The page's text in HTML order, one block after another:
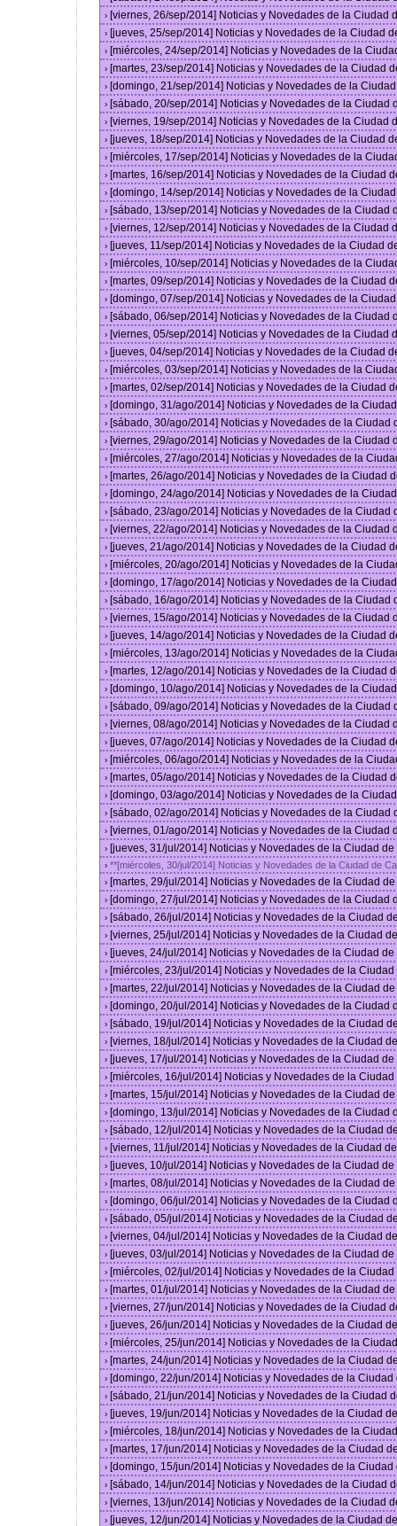
› [viernes, 26/sep/2014] Noticias y Novedades de la Ciudad
› [jueves, 25/sep/2014] Noticias y Novedades de la Ciudad
› [miércoles, 24/sep/2014] Noticias y Novedades de la
› [martes, 23/sep/2014] Noticias y Novedades de la Ciudad
› [domingo, 21/sep/2014] Noticias y Novedades de la
› [sábado, 20/sep/2014] Noticias y Novedades de la Ciudad
› [viernes, 19/sep/2014] Noticias y Novedades de la Ciudad
› [jueves, 18/sep/2014] Noticias y Novedades de la Ciudad
› [miércoles, 17/sep/2014] Noticias y Novedades de la
› [martes, 16/sep/2014] Noticias y Novedades de la Ciudad
› [domingo, 14/sep/2014] Noticias y Novedades de la
› [sábado, 13/sep/2014] Noticias y Novedades de la Ciudad
› [viernes, 12/sep/2014] Noticias y Novedades de la Ciudad
› [jueves, 11/sep/2014] Noticias y Novedades de la Ciudad
› [miércoles, 10/sep/2014] Noticias y Novedades de la
› [martes, 09/sep/2014] Noticias y Novedades de la Ciudad
› [domingo, 07/sep/2014] Noticias y Novedades de la
› [sábado, 06/sep/2014] Noticias y Novedades de la Ciudad
› [viernes, 05/sep/2014] Noticias y Novedades de la Ciudad
› [jueves, 04/sep/2014] Noticias y Novedades de la Ciudad
› [miércoles, 03/sep/2014] Noticias y Novedades de la
› [martes, 02/sep/2014] Noticias y Novedades de la Ciudad
› [domingo, 31/ago/2014] Noticias y Novedades de la
› [sábado, 30/ago/2014] Noticias y Novedades de la Ciudad
› [viernes, 29/ago/2014] Noticias y Novedades de la Ciudad
› [miércoles, 27/ago/2014] Noticias y Novedades de la
› [martes, 26/ago/2014] Noticias y Novedades de la Ciudad
› [domingo, 24/ago/2014] Noticias y Novedades de la
› [sábado, 23/ago/2014] Noticias y Novedades de la Ciudad
› [viernes, 22/ago/2014] Noticias y Novedades de la Ciudad
› [jueves, 21/ago/2014] Noticias y Novedades de la Ciudad
› [miércoles, 20/ago/2014] Noticias y Novedades de la
› [domingo, 17/ago/2014] Noticias y Novedades de la
› [sábado, 16/ago/2014] Noticias y Novedades de la Ciudad
› [viernes, 15/ago/2014] Noticias y Novedades de la Ciudad
› [jueves, 14/ago/2014] Noticias y Novedades de la Ciudad
› [miércoles, 13/ago/2014] Noticias y Novedades de la
› [martes, 12/ago/2014] Noticias y Novedades de la Ciudad
› [domingo, 10/ago/2014] Noticias y Novedades de la
› [sábado, 09/ago/2014] Noticias y Novedades de la Ciudad
› [viernes, 08/ago/2014] Noticias y Novedades de la Ciudad
› [jueves, 07/ago/2014] Noticias y Novedades de la Ciudad
› [miércoles, 06/ago/2014] Noticias y Novedades de la
› [martes, 05/ago/2014] Noticias y Novedades de la Ciudad
› [domingo, 03/ago/2014] Noticias y Novedades de la
› [sábado, 02/ago/2014] Noticias y Novedades de la Ciudad
› [viernes, 01/ago/2014] Noticias y Novedades de la Ciudad
› [jueves, 31/jul/2014] Noticias y Novedades de la Ciudad
› **[miércoles, 30/jul/2014] Noticias y Novedades de la Ciudad de
› [martes, 29/jul/2014] Noticias y Novedades de la Ciudad
› [domingo, 27/jul/2014] Noticias y Novedades de la Ciudad
› [sábado, 26/jul/2014] Noticias y Novedades de la Ciudad
› [viernes, 25/jul/2014] Noticias y Novedades de la Ciudad
› [jueves, 24/jul/2014] Noticias y Novedades de la Ciudad
› [miércoles, 23/jul/2014] Noticias y Novedades de la
› [martes, 22/jul/2014] Noticias y Novedades de la Ciudad
› [domingo, 20/jul/2014] Noticias y Novedades de la Ciudad
› [sábado, 19/jul/2014] Noticias y Novedades de la Ciudad
› [viernes, 18/jul/2014] Noticias y Novedades de la Ciudad
› [jueves, 17/jul/2014] Noticias y Novedades de la Ciudad
› [miércoles, 16/jul/2014] Noticias y Novedades de la
› [martes, 15/jul/2014] Noticias y Novedades de la Ciudad
› [domingo, 13/jul/2014] Noticias y Novedades de la Ciudad
› [sábado, 12/jul/2014] Noticias y Novedades de la Ciudad
› [viernes, 11/jul/2014] Noticias y Novedades de la Ciudad
› [jueves, 10/jul/2014] Noticias y Novedades de la Ciudad
› [martes, 08/jul/2014] Noticias y Novedades de la Ciudad
› [domingo, 06/jul/2014] Noticias y Novedades de la Ciudad
› [sábado, 05/jul/2014] Noticias y Novedades de la Ciudad
› [viernes, 04/jul/2014] Noticias y Novedades de la Ciudad
› [jueves, 03/jul/2014] Noticias y Novedades de la Ciudad
› [miércoles, 02/jul/2014] Noticias y Novedades de la
› [martes, 01/jul/2014] Noticias y Novedades de la Ciudad
› [viernes, 27/jun/2014] Noticias y Novedades de la Ciudad
› [jueves, 26/jun/2014] Noticias y Novedades de la Ciudad
› [miércoles, 25/jun/2014] Noticias y Novedades de la
› [martes, 24/jun/2014] Noticias y Novedades de la Ciudad
› [domingo, 22/jun/2014] Noticias y Novedades de la
› [sábado, 21/jun/2014] Noticias y Novedades de la Ciudad
› [jueves, 19/jun/2014] Noticias y Novedades de la Ciudad
› [miércoles, 18/jun/2014] Noticias y Novedades de la
› [martes, 17/jun/2014] Noticias y Novedades de la Ciudad
› [domingo, 15/jun/2014] Noticias y Novedades de la
› [sábado, 14/jun/2014] Noticias y Novedades de la Ciudad
› [viernes, 13/jun/2014] Noticias y Novedades de la Ciudad
› [jueves, 12/jun/2014] Noticias y Novedades de la Ciudad